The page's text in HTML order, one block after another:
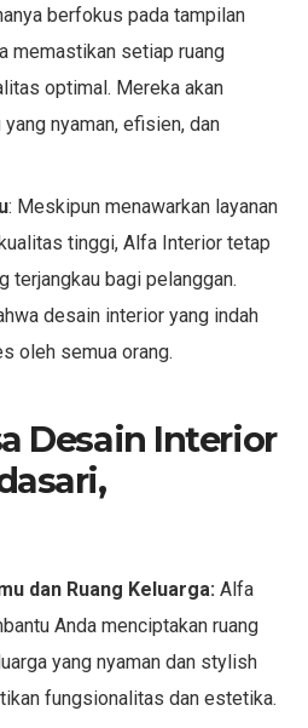
berfokus pada tampilan
memastikan setiap ruang
optimal. Mereka akan
nyaman, efisien, dan
: Meskipun menawarkan layanan
tinggi, Alfa Interior tetap
terjangkau bagi pelanggan.
desain interior yang indah
oleh semua orang.
Desain Interior
dan Ruang Keluarga: Alfa
Anda menciptakan ruang
yang nyaman dan stylish
fungsionalitas dan estetika.